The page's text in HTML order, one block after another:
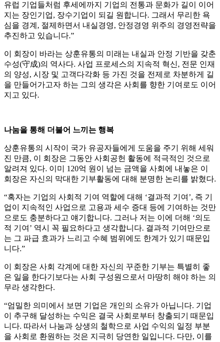
유럽 기업들처럼 후세에까지 기업의 전통과 문화가 길이 이어
지는 장인기업, 장수기업이 되길 원합니다. 그래서 무리한 욕
심을 경계, 절제하면서 내실경영, 안정경영 위주의 경영전략을
추진하고 있습니다.”
이 회장이 바라는 상훈유통의 미래는 내실과 안정 기반을 갖춘
수성(守成)의 역사다. 사업 프로세스의 지속적 혁신, 전문 인재
의 양성, 시장 및 고객다각화 등 가진 것을 전제로 차분하게 길
을 만들어가고자 하는 그의 생각은 사회를 향한 기여로도 이어
지고 있다.
나눔을 통해 더불어 느끼는 행복
상훈유통의 시작이 국가 유공자들에게 도움을 주기 위해 세워
진 만큼, 이 회장은 그동안 사회공헌 활동에 적극적인 것으로
알려져 있다. 이미 120억 원이 넘는 금액을 사회에 내놓은 이
회장은 자신의 막대한 기부활동에 대해 분명한 논리를 밝혔다.
“혹자는 기업의 사회적 기여 역할에 대해 ‘결과적 기여’, 즉 기
업이 지속적인 사업으로 고용과 세수 증대 등에 기여하는 것만
으로도 충분하다고 얘기합니다. 그러나 저는 이에 더해 ‘의도
적 기여’ 역시 꼭 필요하다고 생각합니다. 결과적 기여만으로
는 그 파급 효과가 느리고 수혜 범위에도 한계가 있기 때문입
니다.”
이 회장은 사회 각계에 대한 자신의 꾸준한 기부는 특별히 좋
은 일을 한다기보다는 사회 구성원으로서 마땅히 해야 하는 의
무라 생각한다.
“엄밀한 의미에서 보면 기업은 개인의 소유가 아닙니다. 기업
이 추구해 달성하는 수익은 결국 사회로부터 창출되기 때문입
니다. 따라서 나눔과 상생의 철학으로 사업 수익의 일정 부분
을 사회로 환원하는 것은 지극히 당연한 일입니다. 다만, 이를